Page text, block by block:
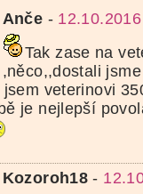
Anče -
Tak zase na
,něco,,dostali
veterinovi
je nejlepší
Kozoroh18 -